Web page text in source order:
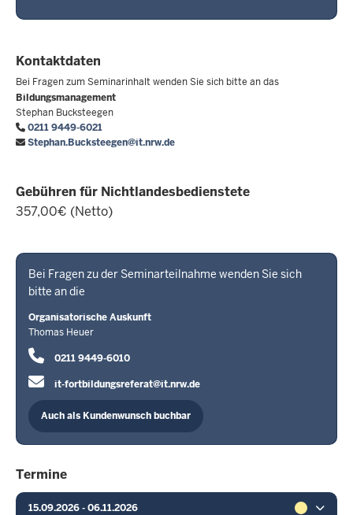
Kontaktdaten
Bei Fragen zum Seminarinhalt wenden Sie sich bitte an das
Bildungsmanagement
Stephan Bucksteegen
0211 9449-6021
Stephan.Bucksteegen@it.nrw.de
Gebühren für Nichtlandesbedienstete
357,00€ (Netto)
Bei Fragen zu der Seminarteilnahme wenden Sie sich
bitte an die
Organisatorische Auskunft
Thomas Heuer
0211 9449-6010
it-fortbildungsreferat@it.nrw.de
Auch als Kundenwunsch buchbar
Termine
15.09.2026 - 06.11.2026